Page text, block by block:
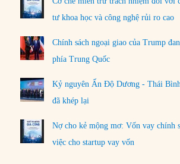
tư khoa học và công nghệ rủi ro cao
Chính sách ngoại giao của Trump
phía Trung Quốc
Kỷ nguyên Ấn Độ Dương - Thái
đã khép lại
Nợ cho kẻ mộng mơ: Vốn vay chính
việc cho startup vay vốn